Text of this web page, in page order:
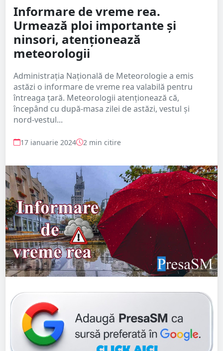
Informare de vreme rea.
Urmează ploi importante și
ninsori, atenționează
meteorologii
Administrația Națională de Meteorologie a emis
astăzi o informare de vreme rea valabilă pentru
întreaga țară. Meteorologii atenționează că,
începând cu după-masa zilei de astăzi, vestul și
nord-vestul...
17 ianuarie 2024 2 min citire